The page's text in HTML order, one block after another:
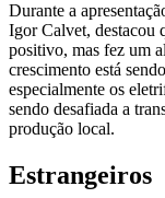
Durante a
Igor Calvet, destacou
positivo, mas fez um
crescimento está
especialmente os
sendo desafiada a
produção local.
Estrangeiros